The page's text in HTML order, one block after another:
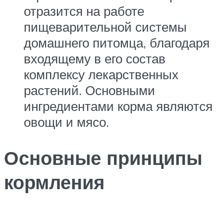
отразится на работе
пищеварительной системы
домашнего питомца, благодаря
входящему в его состав
комплексу лекарственных
растений. Основными
ингредиентами корма являются
овощи и мясо.
Основные принципы
кормления